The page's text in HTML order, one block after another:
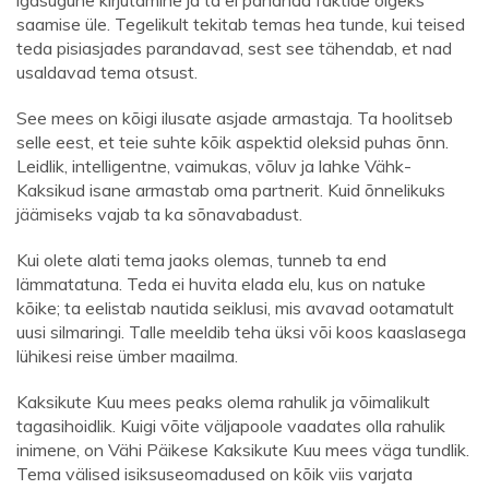
saamise üle. Tegelikult tekitab temas hea tunde, kui teised
teda pisiasjades parandavad, sest see tähendab, et nad
usaldavad tema otsust.
See mees on kõigi ilusate asjade armastaja. Ta hoolitseb
selle eest, et teie suhte kõik aspektid oleksid puhas õnn.
Leidlik, intelligentne, vaimukas, võluv ja lahke Vähk-
Kaksikud isane armastab oma partnerit. Kuid õnnelikuks
jäämiseks vajab ta ka sõnavabadust.
Kui olete alati tema jaoks olemas, tunneb ta end
lämmatatuna. Teda ei huvita elada elu, kus on natuke
kõike; ta eelistab nautida seiklusi, mis avavad ootamatult
uusi silmaringi. Talle meeldib teha üksi või koos kaaslasega
lühikesi reise ümber maailma.
Kaksikute Kuu mees peaks olema rahulik ja võimalikult
tagasihoidlik. Kuigi võite väljapoole vaadates olla rahulik
inimene, on Vähi Päikese Kaksikute Kuu mees väga tundlik.
Tema välised isiksuseomadused on kõik viis varjata